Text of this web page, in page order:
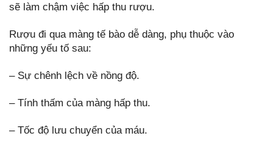
sẽ làm chậm việc hấp thu rượu.
Rượu đi qua màng tế bào dễ dàng, phụ thuộc vào
những yếu tố sau:
– Sự chênh lệch về nồng độ.
– Tính thấm của màng hấp thu.
– Tốc độ lưu chuyển của máu.